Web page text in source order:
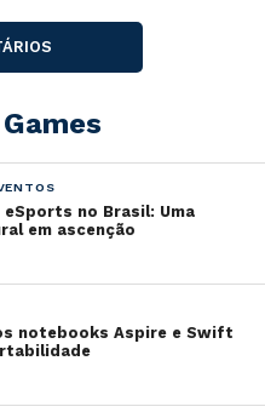
eSports no Brasil: Uma
em ascenção
notebooks Aspire e Swift